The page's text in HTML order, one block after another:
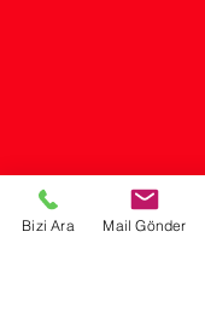
Bizi Ara Mail Gönder